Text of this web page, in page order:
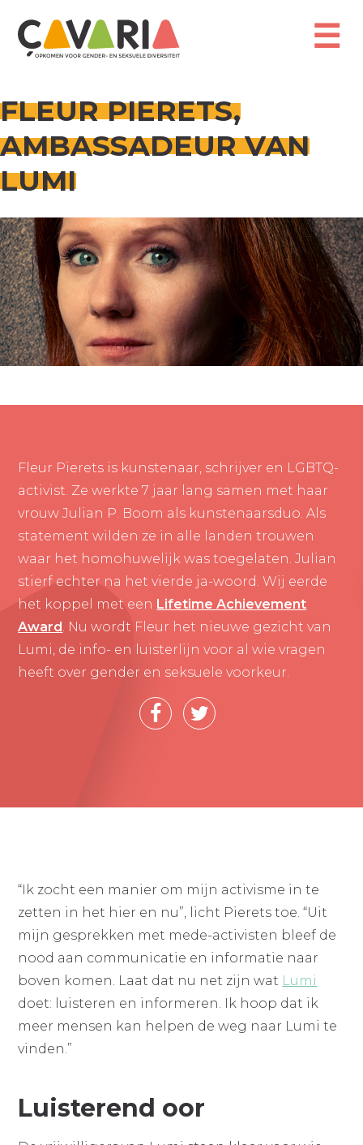
naar
☰
FLEUR PIERETS,
AMBASSADEUR VAN
LUMI
Fleur Pierets is kunstenaar, schrijver en LGBTQ-
activist. Ze werkte 7 jaar lang samen met haar
vrouw Julian P. Boom als kunstenaarsduo. Als
statement wilden ze in alle landen trouwen
waar het homohuwelijk was toegelaten. Julian
stierf echter na het vierde ja-woord. Wij eerde
het koppel met een Lifetime Achievement
Award . Nu wordt Fleur het nieuwe gezicht van
Lumi, de info- en luisterlijn voor al wie vragen
heeft over gender en seksuele voorkeur.
“Ik zocht een manier om mijn activisme in te
zetten in het hier en nu”, licht Pierets toe. “Uit
mijn gesprekken met mede-activisten bleef de
nood aan communicatie en informatie naar
boven komen. Laat dat nu net zijn wat Lumi
doet: luisteren en informeren. Ik hoop dat ik
meer mensen kan helpen de weg naar Lumi te
vinden.”
Luisterend oor